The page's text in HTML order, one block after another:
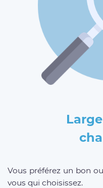
Vous préférez un bon
vous qui choisissez.